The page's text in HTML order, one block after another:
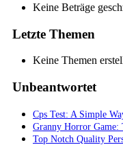
Keine Beträge
Letzte Themen
Keine Themen
Unbeantwortet
Cps Test: A Simple
Granny Horror Game:
Top Notch Quality